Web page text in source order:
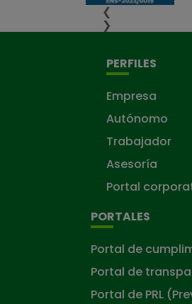
❮
❯
PERFILES
Empresa
Autónomo
Trabajador
Asesoría
Portal
PORTALES
Portal de
Portal de
Portal de PRL